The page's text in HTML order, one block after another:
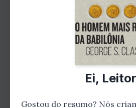
inspiradores, como bolsas
infantis encantadoras e
únicos. Com suas ideias
avançadas, você poderá
criações em verdadeiras
Capítulo 4: Dicas e truques
Ei,
Gostou do resumo? Nós